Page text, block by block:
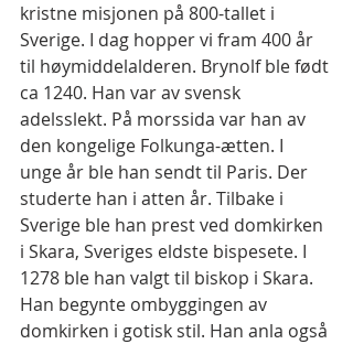
kristne misjonen på 800-tallet i
Sverige. I dag hopper vi fram 400 år
til høymiddelalderen. Brynolf ble født
ca 1240. Han var av svensk
adelsslekt. På morssida var han av
den kongelige Folkunga-ætten. I
unge år ble han sendt til Paris. Der
studerte han i atten år. Tilbake i
Sverige ble han prest ved domkirken
i Skara, Sveriges eldste bispesete. I
1278 ble han valgt til biskop i Skara.
Han begynte ombyggingen av
domkirken i gotisk stil. Han anla også